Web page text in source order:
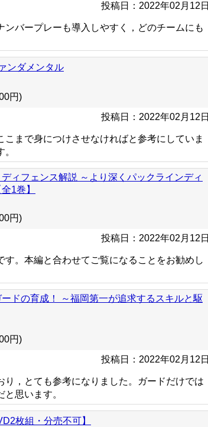
投稿日：2022年02月12日
バープレーも導入しやすく，どのチームにも
ンダメンタル
円)
投稿日：2022年02月12日
まで身につけさせなければと参考にしていま
ィフェンス解説 ～より深くパックラインディ
1巻】
円)
投稿日：2022年02月12日
。本編と合わせてご覧になることをお勧めし
ドの育成！ ～福岡第一が追求するスキルと駆
円)
投稿日：2022年02月12日
，とても参考になりました。ガードだけでは
思います。
枚組・分売不可】